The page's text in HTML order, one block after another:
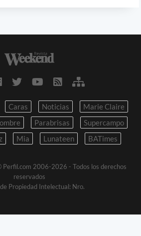
Caras Noticias
Marie Claire
Parabrisas
Supercampo
Mia Lunateen BATimes
Perfil.com 2006-2026 - Todos los derechos
reservados
Propiedad Intelectual: Nro.